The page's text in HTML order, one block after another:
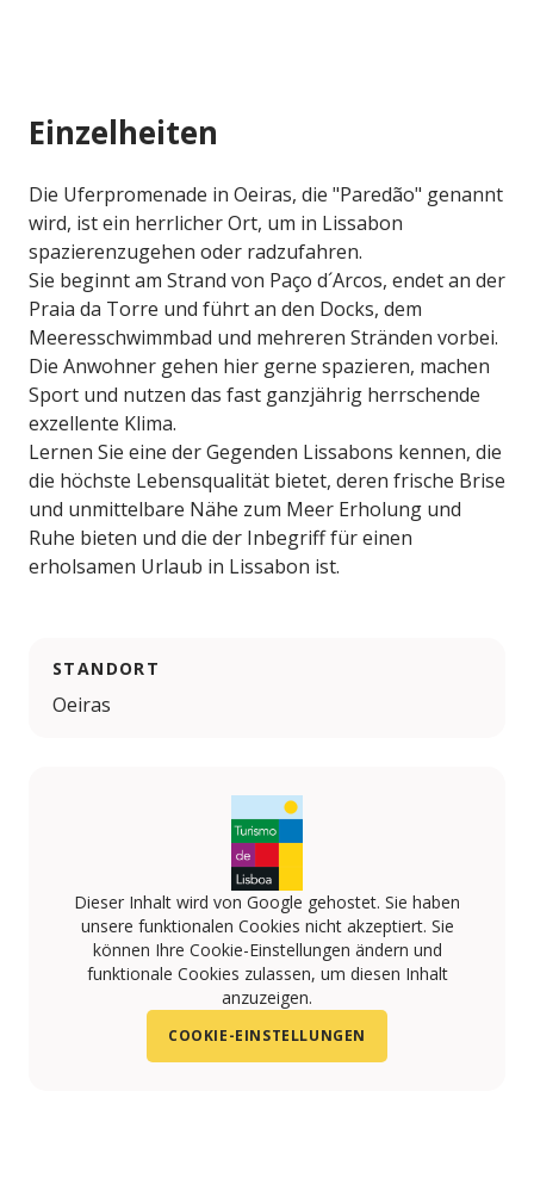
Einzelheiten
Die Uferpromenade in Oeiras, die "Paredão" genannt
wird, ist ein herrlicher Ort, um in Lissabon
spazierenzugehen oder radzufahren.
Sie beginnt am Strand von Paço d´Arcos, endet an der
Praia da Torre und führt an den Docks, dem
Meeresschwimmbad und mehreren Stränden vorbei.
Die Anwohner gehen hier gerne spazieren, machen
Sport und nutzen das fast ganzjährig herrschende
exzellente Klima.
Lernen Sie eine der Gegenden Lissabons kennen, die
die höchste Lebensqualität bietet, deren frische Brise
und unmittelbare Nähe zum Meer Erholung und
Ruhe bieten und die der Inbegriff für einen
erholsamen Urlaub in Lissabon ist.
STANDORT
Oeiras
Dieser Inhalt wird von Google gehostet. Sie haben
unsere funktionalen Cookies nicht akzeptiert. Sie
können Ihre Cookie-Einstellungen ändern und
funktionale Cookies zulassen, um diesen Inhalt
anzuzeigen.
COOKIE-EINSTELLUNGEN